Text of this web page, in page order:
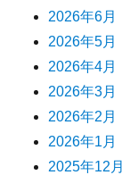
2026年6月
2026年5月
2026年4月
2026年3月
2026年2月
2026年1月
2025年12月